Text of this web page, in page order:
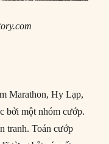
Marathon, Hy Lạp,
bởi một nhóm cướp.
tranh. Toán cướp